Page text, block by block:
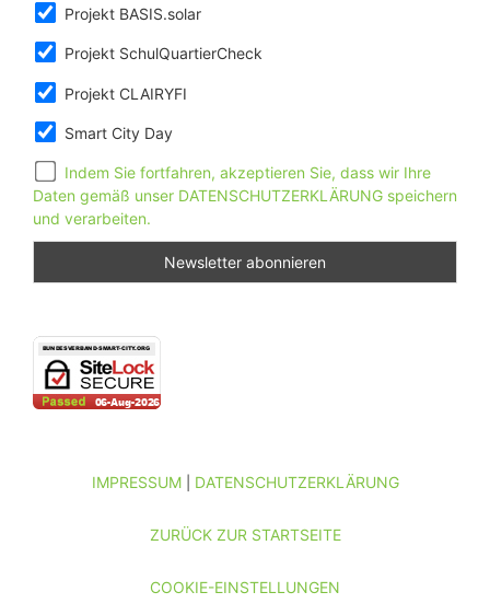
Projekt BASIS.solar
Projekt SchulQuartierCheck
Projekt CLAIRYFI
Smart City Day
Indem Sie fortfahren, akzeptieren Sie, dass wir Ihre
Daten gemäß unser DATENSCHUTZERKLÄRUNG speichern
und verarbeiten.
IMPRESSUM| DATENSCHUTZERKLÄRUNG
ZURÜCK ZUR STARTSEITE
COOKIE-EINSTELLUNGEN